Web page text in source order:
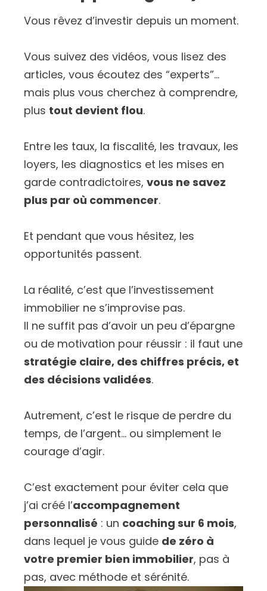
Vous rêvez d’investir depuis un moment.
Vous suivez des vidéos, vous lisez des
articles, vous écoutez des “experts”…
mais plus vous cherchez à comprendre,
plus tout devient flou.
Entre les taux, la fiscalité, les travaux, les
loyers, les diagnostics et les mises en
garde contradictoires, vous ne savez
plus par où commencer.
Et pendant que vous hésitez, les
opportunités passent.
La réalité, c’est que l’investissement
immobilier ne s’improvise pas.
Il ne suffit pas d’avoir un peu d’épargne
ou de motivation pour réussir : il faut une
stratégie claire, des chiffres précis, et
des décisions validées.
Autrement, c’est le risque de perdre du
temps, de l’argent… ou simplement le
courage d’agir.
C’est exactement pour éviter cela que
j’ai créé l’accompagnement
personnalisé : un coaching sur 6 mois,
dans lequel je vous guide de zéro à
votre premier bien immobilier, pas à
pas, avec méthode et sérénité.